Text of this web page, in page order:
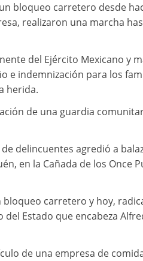
bloqueo carretero desde
realizaron una marcha
del Ejército Mexicano y
e indemnización para los
herida.
de una guardia
delincuentes agredió a
en la Cañada de los Once
carretero y hoy,
Estado que encabeza
de una empresa de